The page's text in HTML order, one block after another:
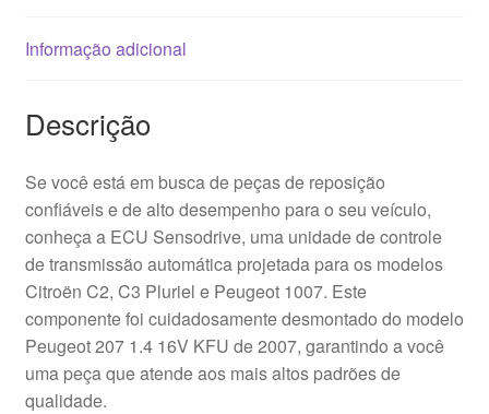
Informação adicional
Descrição
Se você está em busca de peças de reposição
confiáveis e de alto desempenho para o seu veículo,
conheça a ECU Sensodrive, uma unidade de controle
de transmissão automática projetada para os modelos
Citroën C2, C3 Pluriel e Peugeot 1007. Este
componente foi cuidadosamente desmontado do modelo
Peugeot 207 1.4 16V KFU de 2007, garantindo a você
uma peça que atende aos mais altos padrões de
qualidade.